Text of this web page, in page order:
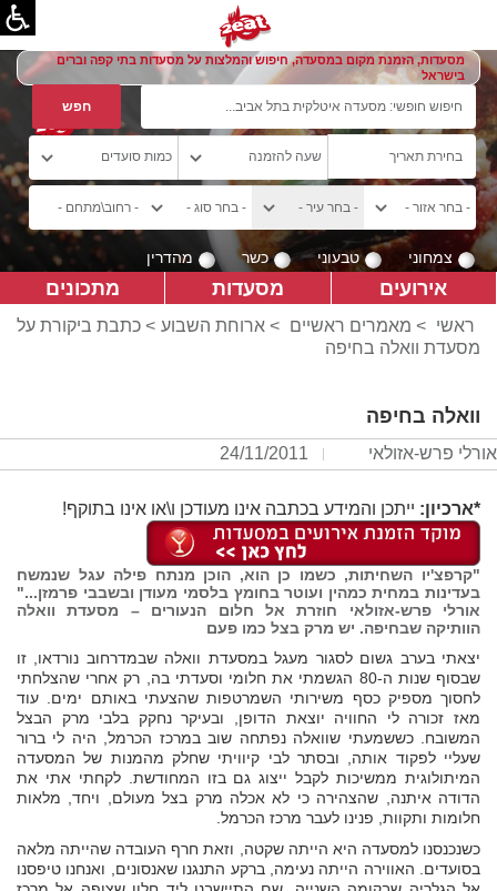
מסעדות, הזמנת מקום במסעדה, חיפוש והמלצות על מסעדות בתי קפה וברים
בישראל
צמחוני טבעוני כשר מהדרין
אירועים מסעדות מתכונים
ראשי > מאמרים ראשיים > ארוחת השבוע > כתבת ביקורת על
מסעדת וואלה בחיפה
וואלה בחיפה
אורלי פרש-אזולאי 24/11/2011
*ארכיון: ייתכן והמידע בכתבה אינו מעודכן ו\או אינו בתוקף!
"קרפצ'יו השחיתות, כשמו כן הוא, הוכן מנתח פילה עגל שנמשח
בעדינות במחית כמהין ועוטר בחומץ בלסמי מעודן ובשבבי פרמזן..."
אורלי פרש-אזולאי חוזרת אל חלום הנעורים – מסעדת וואלה
הוותיקה שבחיפה. יש מרק בצל כמו פעם
יצאתי בערב גשום לסגור מעגל במסעדת וואלה שבמדרחוב נורדאו, זו
שבסוף שנות ה-80 הגשמתי את חלומי וסעדתי בה, רק אחרי שהצלחתי
לחסוך מספיק כסף משירותי השמרטפות שהצעתי באותם ימים. עוד
מאז זכורה לי החוויה יוצאת הדופן, ובעיקר נחקק בלבי מרק הבצל
המשובח. כששמעתי שוואלה נפתחה שוב במרכז הכרמל, היה לי ברור
שעליי לפקוד אותה, ובסתר לבי קיוויתי שחלק מהמנות של המסעדה
המיתולוגית ממשיכות לקבל ייצוג גם בזו המחודשת. לקחתי אתי את
הדודה איתנה, שהצהירה כי לא אכלה מרק בצל מעולם, ויחד, מלאות
חלומות ותקוות, פנינו לעבר מרכז הכרמל.
כשנכנסנו למסעדה היא הייתה שקטה, וזאת חרף העובדה שהייתה מלאה
בסועדים. האווירה הייתה נעימה, ברקע התנגנו שאנסונים, ואנחנו טיפסנו